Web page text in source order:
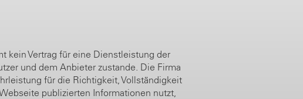
kein Vertrag für eine Dienstleistung der
und dem Anbieter zustande. Die Firma
für die Richtigkeit, Vollständigkeit
publizierten Informationen nutzt,